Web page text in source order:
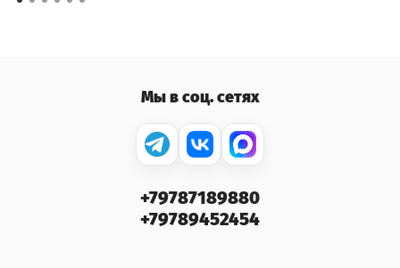
Мы в соц. сетях
+79787189880
+79789452454